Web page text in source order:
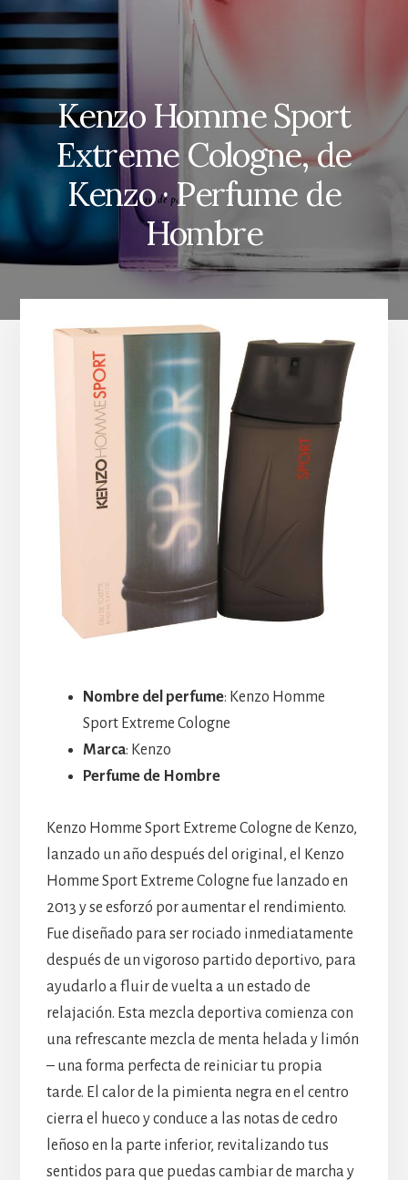
Kenzo Homme Sport
Extreme Cologne, de
Kenzo · Perfume de
Hombre
Nombre del perfume: Kenzo Homme
Sport Extreme Cologne
Marca: Kenzo
Perfume de Hombre
Kenzo Homme Sport Extreme Cologne de Kenzo,
lanzado un año después del original, el Kenzo
Homme Sport Extreme Cologne fue lanzado en
2013 y se esforzó por aumentar el rendimiento.
Fue diseñado para ser rociado inmediatamente
después de un vigoroso partido deportivo, para
ayudarlo a fluir de vuelta a un estado de
relajación. Esta mezcla deportiva comienza con
una refrescante mezcla de menta helada y limón
– una forma perfecta de reiniciar tu propia
tarde. El calor de la pimienta negra en el centro
cierra el hueco y conduce a las notas de cedro
leñoso en la parte inferior, revitalizando tus
sentidos para que puedas cambiar de marcha y